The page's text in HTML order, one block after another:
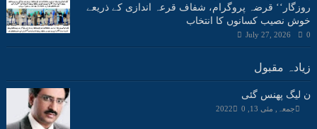
روزگار‘‘ قرضہ پروگرام، شفاف قرعہ اندازی کے ذریعے
خوش نصیب کسانوں کا انتخاب
July 27, 2026 0
زیادہ مقبول
ن لیگ پھنس گئی
جمعہ, مئی 13, 2022 0